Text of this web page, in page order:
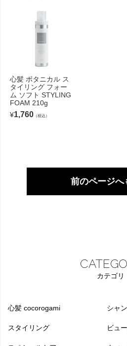
心髪 ボタニカル ス
タイリング フォー
ム ソフト STYLING
FOAM 210g
¥1,760 （税込）
前のページへ
カテゴリ
心髪 cocorogami シャ
スタイリング ビュ